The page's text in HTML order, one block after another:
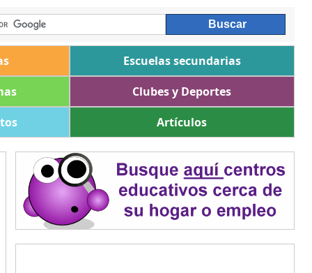
Escuelas secundarias
Clubes y Deportes
Artículos